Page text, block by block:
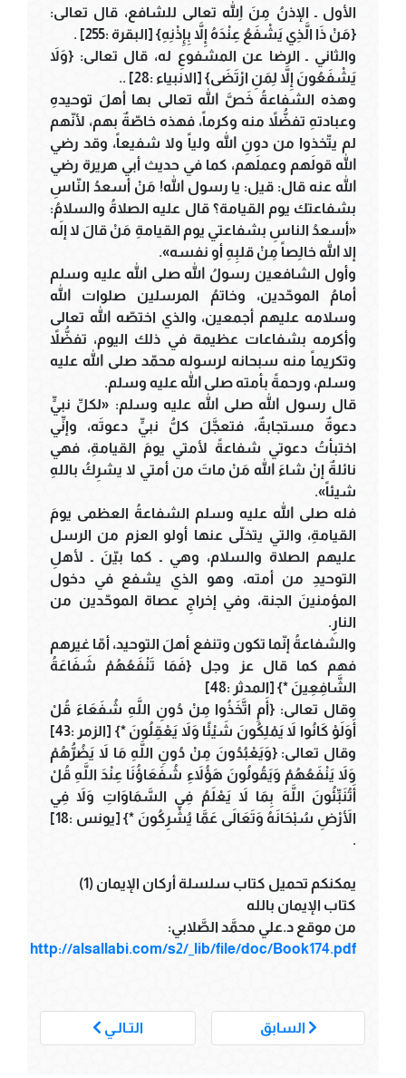
الأول ـ الإذنُ مِنَ اللهِ تعالى للشافع، قال تعالى:
{مَنْ ذَا الَّذِي يَشْفَعُ عِنْدَهُ إِلاَّ بِإِذْنِهِ} [البقرة :255] .
والثاني ـ الرضا عن المشفوعِ له، قال تعالى: {وَلاَ
يَشْفَعُونَ إِلاَّ لِمَنِ ارْتَضَى} [الانبياء :28] ..
وهذه الشفاعةُ خَصَّ الله تعالى بها أهلَ توحيدهِ
وعبادتهِ تفضُّلاً منه وكرماً، فهذه خاصّةٌ بهم، لأنّهم
لم يتّخذوا من دونِ الله ولياً ولا شفيعاً، وقد رضي
الله قولَهم وعملَهم، كما في حديث أبي هريرة رضي
الله عنه قال: قيل: يا رسول الله! مَنْ أسعدُ النّاسِ
بشفاعتك يوم القيامة؟ قال عليه الصلاةُ والسلامُ:
«أسعدُ الناسِ بشفاعتي يوم القيامةِ مَنْ قالَ لا إلَه
إلا الله خالِصاً مِنْ قلبِهِ أو نفسه».
وأول الشافعين رسولُ الله صلى الله عليه وسلم
أمامُ الموحّدين، وخاتمُ المرسلين صلوات الله
وسلامه عليهم أجمعين، والذي اختصّه الله تعالى
وأكرمه بشفاعات عظيمة في ذلك اليوم، تفضُّلاً
وتكريماً منه سبحانه لرسوله محمّد صلى الله عليه
وسلم، ورحمةً بأمته صلى الله عليه وسلم.
قال رسول الله صلى الله عليه وسلم: «لكلِّ نبيٍّ
دعوةٌ مستجابةٌ، فتعجَّلَ كلُّ نبيٍّ دعوتَه، وإنِّي
اختبأتُ دعوتي شفاعةً لأمتي يومَ القيامةِ، فهي
نائلةٌ إنْ شاءَ الله مَنْ ماتَ من أمتي لا يشرِكُ باللهِ
شيئاً».
فله صلى الله عليه وسلم الشفاعةُ العظمى يومَ
القيامةِ، والتي يتخلّى عنها أولو العزم من الرسل
عليهم الصلاة والسلام، وهي ـ كما بيّنَ ـ لأهلِ
التوحيدِ من أمته، وهو الذي يشفع في دخول
المؤمنينَ الجنة، وفي إخراجِ عصاة الموحّدين من
النارِ.
والشفاعةُ إنّما تكون وتنفع أهلَ التوحيد، أمّا غيرهم
فهم كما قال عز وجل {فَمَا تَنْفَعُهُمْ شَفَاعَةُ
الشَّافِعِينَ *} [المدثر :48]
وقال تعالى: {أَمِ اتَّخَذُوا مِنْ دُونِ اللَّهِ شُفَعَاءَ قُلْ
أَوَلَوْ كَانُوا لاَ يَمْلِكُونَ شَيْئًا وَلاَ يَعْقِلُونَ *} [الزمر :43]
وقال تعالى: {وَيَعْبُدُونَ مِنْ دُونِ اللَّهِ مَا لاَ يَضُرُّهُمْ
وَلاَ يَنْفَعُهُمْ وَيَقُولُونَ هَؤُلاَءِ شُفَعَاؤُنَا عِنْدَ اللَّهِ قُلْ
أَتُنَبِّئُونَ اللَّهَ بِمَا لاَ يَعْلَمُ فِي السَّمَاوَاتِ وَلاَ فِي
الأَرْضِ سُبْحَانَهُ وَتَعَالَى عَمَّا يُشْرِكُونَ *} [يونس :18]
.
يمكنكم تحميل كتاب سلسلة أركان الإيمان (1)
كتاب الإيمان بالله
من موقع د.علي محمَّد الصَّلابي:
http://alsallabi.com/s2/_lib/file/doc/Book174.pdf
السابق التـالـي